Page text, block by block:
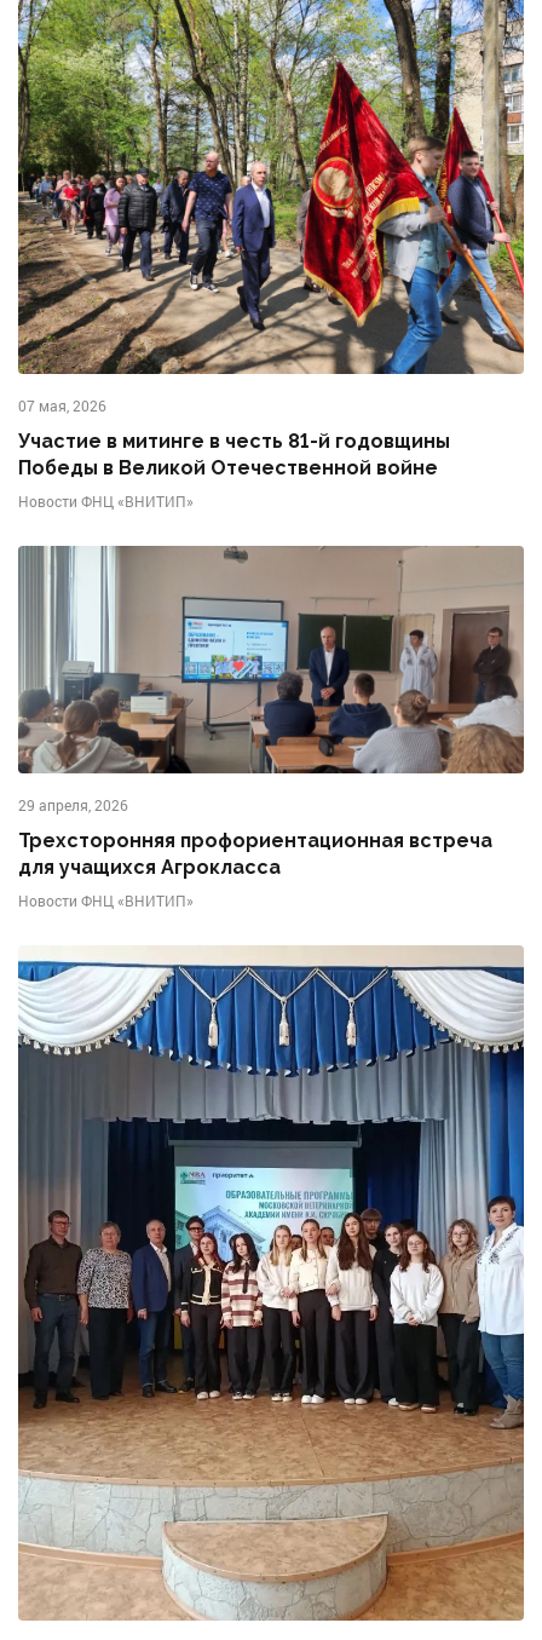
07 мая, 2026
Участие в митинге в честь 81-й годовщины
Победы в Великой Отечественной войне
Новости ФНЦ «ВНИТИП»
29 апреля, 2026
Трехсторонняя профориентационная встреча
для учащихся Агрокласса
Новости ФНЦ «ВНИТИП»